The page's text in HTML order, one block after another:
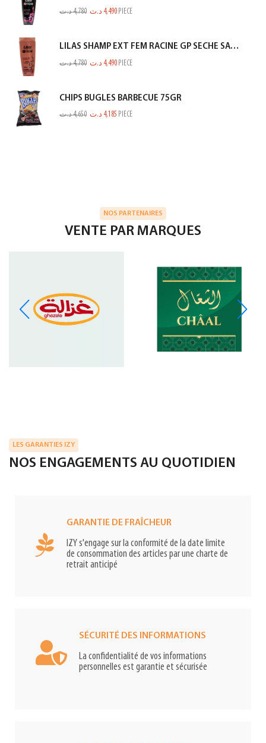
4,780د.ت 4,490 د.ت PIECE
LILAS SHAMP EXT FEM RACINE GP SECHE SAUMON 350ML
4,780د.ت 4,490 د.ت PIECE
CHIPS BUGLES BARBECUE 75GR
4,650د.ت 4,185 د.ت PIECE
NOS PARTENAIRES
VENTE PAR MARQUES
LES GARANTIES IZY
NOS ENGAGEMENTS AU QUOTIDIEN
GARANTIE DE FRAÎCHEUR
IZY s'engage sur la conformité de la date limite
de consommation des articles par une charte de
retrait anticipé
SÉCURITÉ DES INFORMATIONS
La confidentialité de vos informations
personnelles est garantie et sécurisée